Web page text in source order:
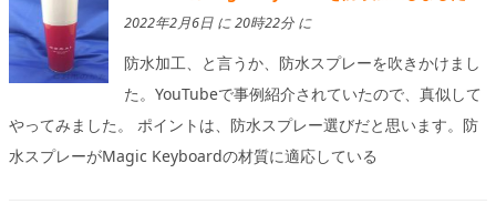
2022年2月6日 に 20時22分 に
防水加工、と言うか、防水スプレーを吹きかけまし
た。YouTubeで事例紹介されていたので、真似して
やってみました。 ポイントは、防水スプレー選びだと思います。防
水スプレーがMagic Keyboardの材質に適応している